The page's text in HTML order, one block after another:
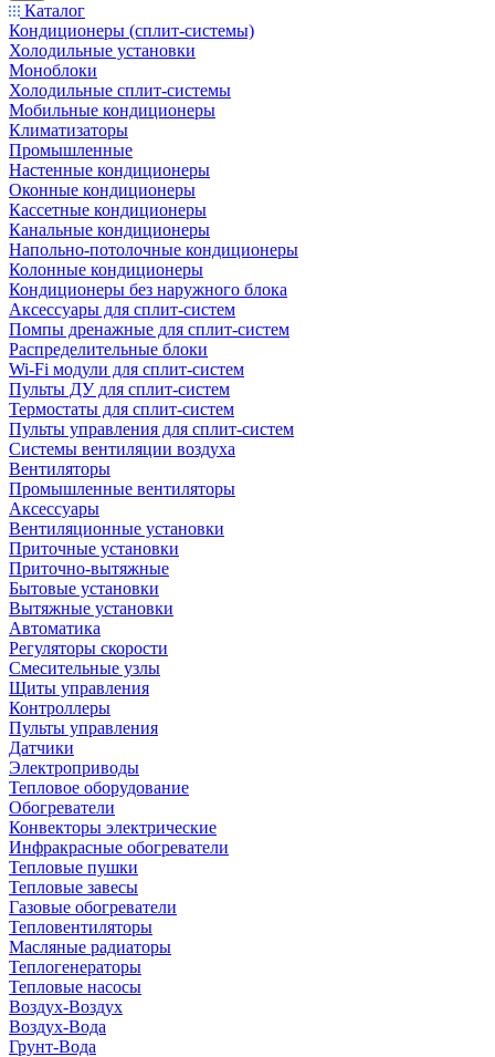
Каталог
Кондиционеры (сплит-системы)
Холодильные установки
Моноблоки
Холодильные сплит-системы
Мобильные кондиционеры
Климатизаторы
Промышленные
Настенные кондиционеры
Оконные кондиционеры
Кассетные кондиционеры
Канальные кондиционеры
Напольно-потолочные кондиционеры
Колонные кондиционеры
Кондиционеры без наружного блока
Аксессуары для сплит-систем
Помпы дренажные для сплит-систем
Распределительные блоки
Wi-Fi модули для сплит-систем
Пульты ДУ для сплит-систем
Термостаты для сплит-систем
Пульты управления для сплит-систем
Системы вентиляции воздуха
Вентиляторы
Промышленные вентиляторы
Аксессуары
Вентиляционные установки
Приточные установки
Приточно-вытяжные
Бытовые установки
Вытяжные установки
Автоматика
Регуляторы скорости
Смесительные узлы
Щиты управления
Контроллеры
Пульты управления
Датчики
Электроприводы
Тепловое оборудование
Обогреватели
Конвекторы электрические
Инфракрасные обогреватели
Тепловые пушки
Тепловые завесы
Газовые обогреватели
Тепловентиляторы
Масляные радиаторы
Теплогенераторы
Тепловые насосы
Воздух-Воздух
Воздух-Вода
Грунт-Вода